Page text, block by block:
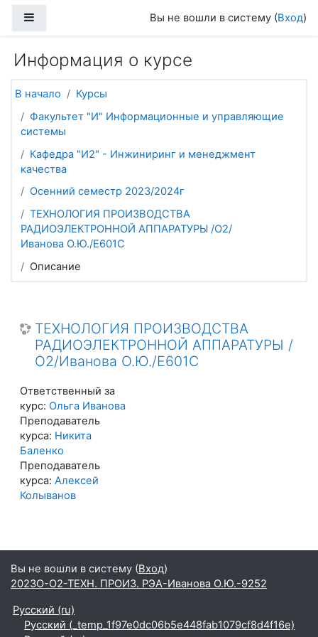
Вы не вошли в систему (Вход)
Информация о курсе
В начало
Курсы
Факультет "И" Информационные и управляющие
системы
Кафедра "И2" - Инжиниринг и менеджмент
качества
Осенний семестр 2023/2024г
ТЕХНОЛОГИЯ ПРОИЗВОДСТВА
РАДИОЭЛЕКТРОННОЙ АППАРАТУРЫ /О2/
Иванова О.Ю./Е601С
Описание
ТЕХНОЛОГИЯ ПРОИЗВОДСТВА
РАДИОЭЛЕКТРОННОЙ АППАРАТУРЫ /
О2/Иванова О.Ю./Е601С
Ответственный за
курс: Ольга Иванова
Преподаватель
курса: Никита
Баленко
Преподаватель
курса: Алексей
Колыванов
Вы не вошли в систему (Вход)
2023О-О2-ТЕХН. ПРОИЗ. РЭА-Иванова О.Ю.-9252
Русский ‎(ru)‎
Русский ‎(_temp_1f97e0dc06b5e448fab1079cf8d4f16e)‎